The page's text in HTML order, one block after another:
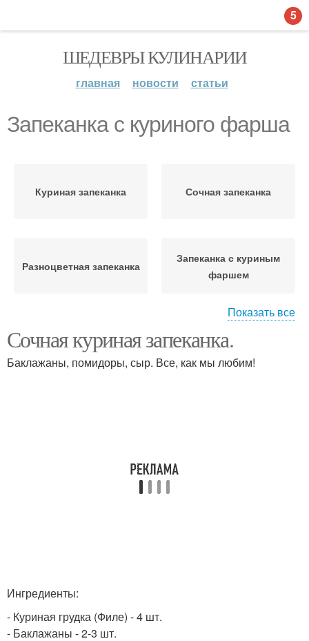
ШЕДЕВРЫ КУЛИНАРИИ
главная новости статьи
Запеканка с куриного фарша
Куриная запеканка Сочная запеканка
Разноцветная запеканка
Запеканка с куриным
фаршем
филе
Нежная запеканка
Запеканки в
Показать все
Сочная куриная запеканка.
Баклажаны, помидоры, сыр. Все, как мы любим!
Ингредиенты:
- Куриная грудка (Филе) - 4 шт.
- Баклажаны - 2-3 шт.
5